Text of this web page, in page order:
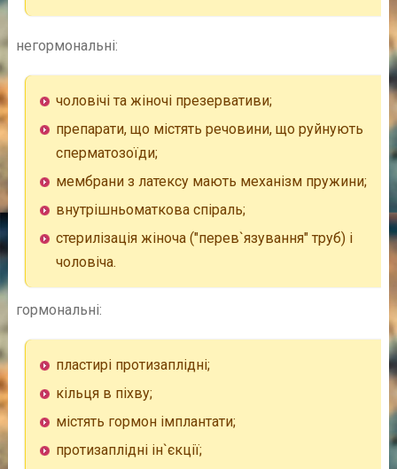
негормональні:
чоловічі та жіночі презервативи;
препарати, що містять речовини, що руйнують
сперматозоїди;
мембрани з латексу мають механізм пружини;
внутрішньоматкова спіраль;
стерилізація жіноча ("перев`язування" труб) і
чоловіча.
гормональні:
пластирі протизаплідні;
кільця в піхву;
містять гормон імплантати;
протизаплідні ін`єкції;